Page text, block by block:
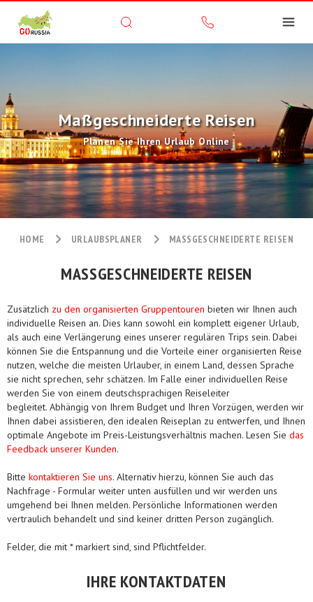
Maßgeschneiderte Reisen
Planen Sie Ihren Urlaub Online
HOME URLAUBSPLANER MASSGESCHNEIDERTE REISEN
MASSGESCHNEIDERTE REISEN
Zusätzlich zu den organisierten Gruppentouren bieten wir Ihnen auch
individuelle Reisen an. Dies kann sowohl ein komplett eigener Urlaub,
als auch eine Verlängerung eines unserer regulären Trips sein. Dabei
können Sie die Entspannung und die Vorteile einer organisierten Reise
nutzen, welche die meisten Urlauber, in einem Land, dessen Sprache
sie nicht sprechen, sehr schätzen. Im Falle einer individuellen Reise
werden Sie von einem deutschsprachigen Reiseleiter
begleitet. Abhängig von Ihrem Budget und Ihren Vorzügen, werden wir
Ihnen dabei assistieren, den idealen Reiseplan zu entwerfen, und Ihnen
optimale Angebote im Preis-Leistungsverhältnis machen. Lesen Sie das
Feedback unserer Kunden.
Bitte kontaktieren Sie uns. Alternativ hierzu, können Sie auch das
Nachfrage - Formular weiter unten ausfüllen und wir werden uns
umgehend bei Ihnen melden. Persönliche Informationen werden
vertraulich behandelt und sind keiner dritten Person zugänglich.
Felder, die mit * markiert sind, sind Pflichtfelder.
IHRE KONTAKTDATEN